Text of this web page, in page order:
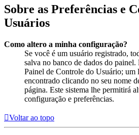
Sobre as Preferências e
Usuários
Como altero a minha configuração?
Se você é um usuário registrado,
salva no banco de dados do
Painel de Controle do Usuário; um
encontrado clicando no seu nome
página. Este sistema lhe permitirá
configuração e preferências.
Voltar ao topo